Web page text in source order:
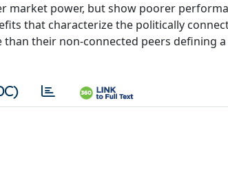
power, but show poorer
that characterize the politically
their non-connected peers defining